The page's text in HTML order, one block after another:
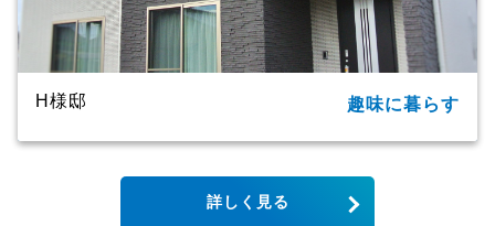
H様邸 趣味に暮らす
単世帯
123.79㎡（37.44坪）
詳しく見る